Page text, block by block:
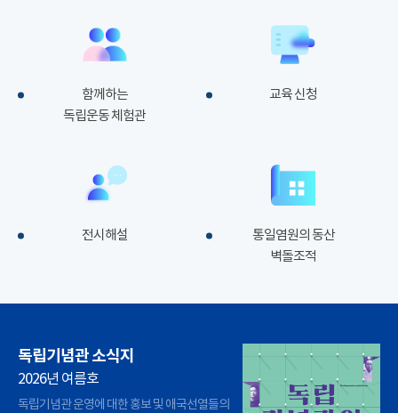
함께하는
독립운동 체험관
교육 신청
전시해설
통일염원의 동산
벽돌조적
독립기념관 소식지
2026년 여름호
독립기념관 운영에 대한 홍보 및 애국선열들의